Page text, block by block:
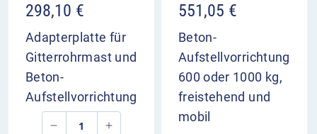
298,10 €
Adapterplatte für
Gitterrohrmast und
Beton-
Aufstellvorrichtung
551,05 €
Beton-
Aufstellvorrichtung
600 oder 1000 kg,
freistehend und
mobil